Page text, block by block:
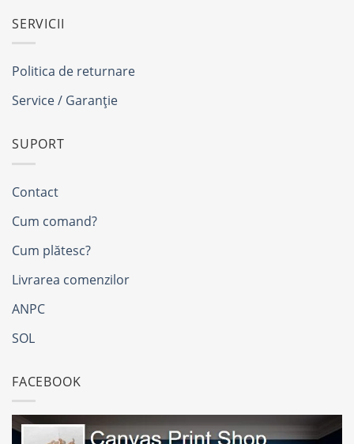
SERVICII
Politica de returnare
Service / Garanție
SUPORT
Contact
Cum comand?
Cum plătesc?
Livrarea comenzilor
ANPC
SOL
FACEBOOK